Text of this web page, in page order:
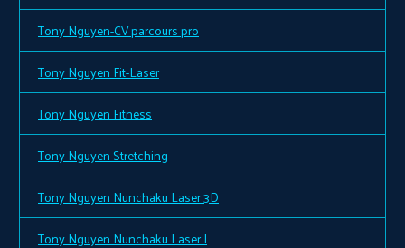
Tony Nguyen-CV parcours pro
Tony Nguyen Fit-Laser
Tony Nguyen Fitness
Tony Nguyen Stretching
Tony Nguyen Nunchaku Laser 3D
Tony Nguyen Nunchaku Laser I